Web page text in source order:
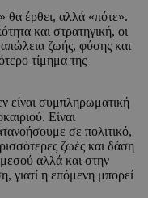
θα έρθει, αλλά «πότε».
και στρατηγική, οι
ζωής, φύσης και
τίμημα της
είναι συμπληρωματική
Είναι
σε πολιτικό,
ζωές και δάση
αλλά και στην
γιατί η επόμενη μπορεί